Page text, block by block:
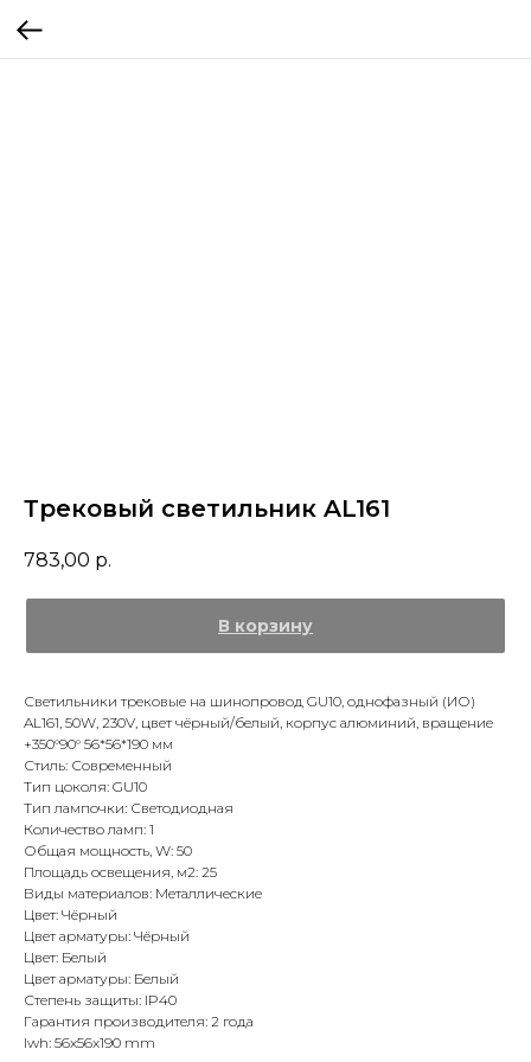
Трековый светильник AL161
783,00 р.
В корзину
Светильники трековые на шинопровод GU10, однофазный (ИО)
AL161, 50W, 230V, цвет чёрный/белый, корпус алюминий, вращение
+350°90° 56*56*190 мм
Стиль: Современный
Тип цоколя: GU10
Тип лампочки: Светодиодная
Количество ламп: 1
Общая мощность, W: 50
Площадь освещения, м2: 25
Виды материалов: Металлические
Цвет: Чёрный
Цвет арматуры: Чёрный
Цвет: Белый
Цвет арматуры: Белый
Степень защиты: IP40
Гарантия производителя: 2 года
lwh: 56x56x190 mm